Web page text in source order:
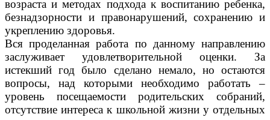
возраста и методах подхода к воспитанию ребенка,
безнадзорности и правонарушений, сохранению и
укреплению здоровья.
Вся проделанная работа по данному направлению
заслуживает удовлетворительной оценки. За
истекший год было сделано немало, но остаются
вопросы, над которыми необходимо работать –
уровень посещаемости родительских собраний,
отсутствие интереса к школьной жизни у отдельных